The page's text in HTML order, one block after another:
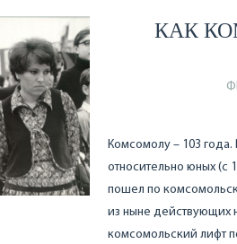
КАК
Комсомолу – 103 года.
относительно юных (с
пошел по
из ныне действующих
комсомольский лифт